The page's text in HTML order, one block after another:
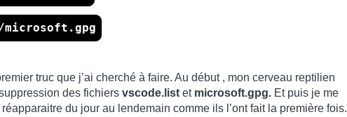
truc que j’ai cherché à faire. Au début , mon cerveau reptilien
des fichiers vscode.list etmicrosoft.gpg. Et puis je me
du jour au lendemain comme ils l’ont fait la première fois.